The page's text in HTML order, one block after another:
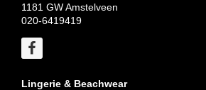
1181 GW Amstelveen
020-6419419
Lingerie & Beachwear